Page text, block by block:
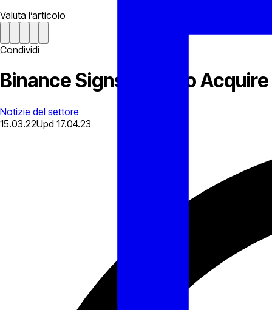
Valuta l’articolo
Condividi
Binance Signs MoU To
Notizie del settore
15.03.22Upd 17.04.23